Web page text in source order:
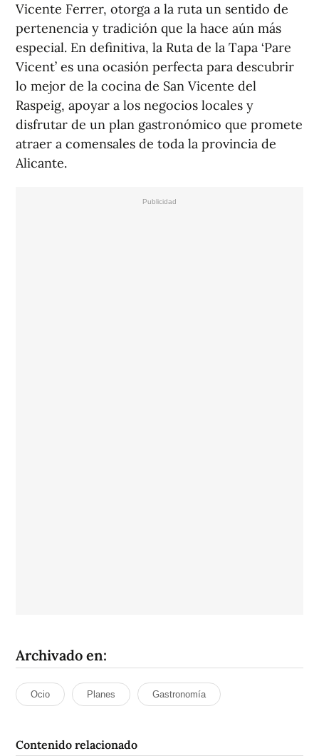
Vicente Ferrer, otorga a la ruta un sentido de
pertenencia y tradición que la hace aún más
especial. En definitiva, la Ruta de la Tapa ‘Pare
Vicent’ es una ocasión perfecta para descubrir
lo mejor de la cocina de San Vicente del
Raspeig, apoyar a los negocios locales y
disfrutar de un plan gastronómico que promete
atraer a comensales de toda la provincia de
Alicante.
Archivado en:
Ocio Planes Gastronomía
Contenido relacionado